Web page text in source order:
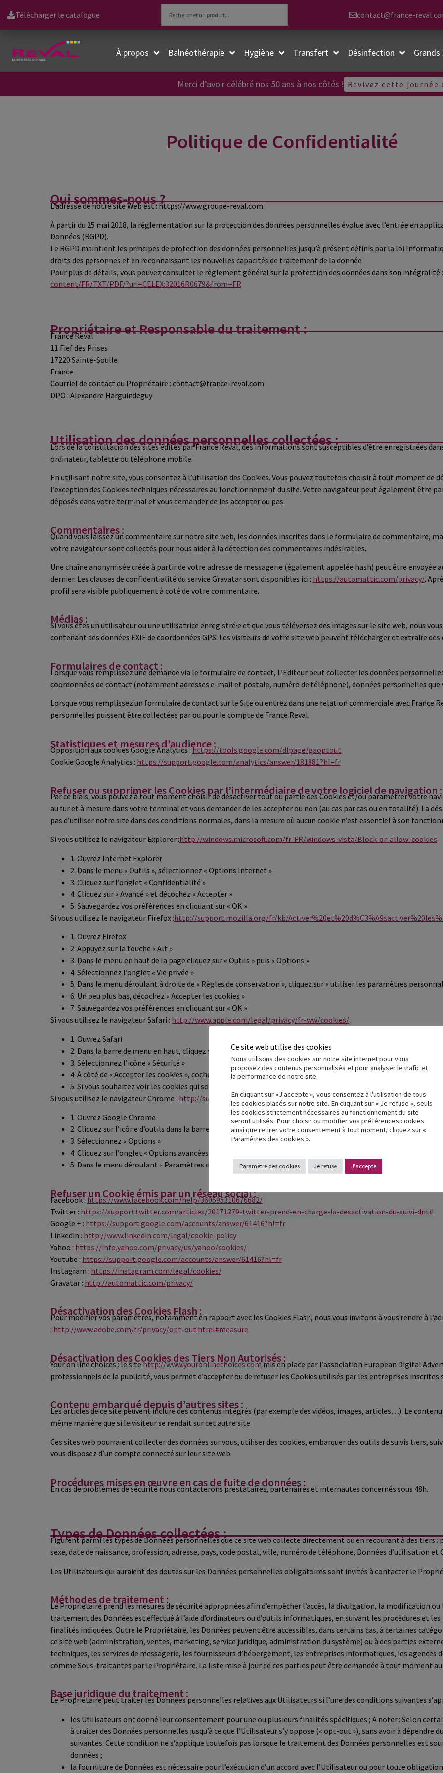
Télécharger le catalogue contact@france-
À propos Balnéothérapie Hygiène Transfert Désinfection Grands
Merci d’avoir célébré nos 50 ans à nos côtés ! Revivez cette journée
Politique de Confidentialité
Qui sommes-nous ?
L’adresse de notre site Web est : https://www.groupe-reval.com.
À partir du 25 mai 2018, la réglementation sur la protection des données personnelles évolue avec l’entrée en
Données (RGPD).
Le RGPD maintient les principes de protection des données personnelles jusqu’à présent définis par la loi
droits des personnes et en reconnaissant les nouvelles capacités de traitement de la donnée
Pour plus de détails, vous pouvez consulter le règlement général sur la protection des données dans son intégralité :
content/FR/TXT/PDF/?uri=CELEX:32016R0679&from=FR
Propriétaire et Responsable du traitement :
France Reval
11 Fief des Prises
17220 Sainte-Soulle
France
Courriel de contact du Propriétaire : contact@france-reval.com
DPO : Alexandre Harguindeguy
Utilisation des données personnelles collectées :
Lors de la consultation des sites édités par France Reval, des informations sont susceptibles d’être enregistrées
ordinateur, tablette ou téléphone mobile.
En utilisant notre site, vous consentez à l’utilisation des Cookies. Vous pouvez toutefois choisir à tout moment de
l’exception des Cookies techniques nécessaires au fonctionnement du site. Votre navigateur peut également être
déposés dans votre terminal et vous demander de les accepter ou pas.
Commentaires :
Quand vous laissez un commentaire sur notre site web, les données inscrites dans le formulaire de commentaire,
votre navigateur sont collectés pour nous aider à la détection des commentaires indésirables.
Une chaîne anonymisée créée à partir de votre adresse de messagerie (également appelée hash) peut être envoyée
dernier. Les clauses de confidentialité du service Gravatar sont disponibles ici : https://automattic.com/privacy/.
profil sera visible publiquement à coté de votre commentaire.
Médias :
Si vous êtes un utilisateur ou une utilisatrice enregistré·e et que vous téléversez des images sur le site web, nous
contenant des données EXIF de coordonnées GPS. Les visiteurs de votre site web peuvent télécharger et extraire
Formulaires de contact :
Lorsque vous remplissez une demande via le formulaire de contact, L’Editeur peut collecter les données
coordonnées de contact (notamment adresses e-mail et postale, numéro de téléphone), données personnelles
Lorsque vous remplissez un formulaire de contact sur le Site ou entrez dans une relation commerciale avec France
personnelles puissent être collectées par ou pour le compte de France Reval.
Statistiques et mesures d’audience :
Opposition aux cookies Google Analytics :https://tools.google.com/dlpage/gaoptout
Cookie Google Analytics : https://support.google.com/analytics/answer/181881?hl=fr
Refuser ou supprimer les Cookies par l’intermédiaire de votre logiciel de navigation :
Par ce biais, vous pouvez à tout moment choisir de désactiver tout ou partie des Cookies et/ou paramétrer votre
au fur et à mesure dans votre terminal et vous demander de les accepter ou non (au cas par cas ou en totalité). La
pas d’utiliser notre site dans des conditions normales, dans la mesure où aucun cookie n’est essentiel à son
Si vous utilisez le navigateur Explorer :http://windows.microsoft.com/fr-FR/windows-vista/Block-or-allow-cookies
1. Ouvrez Internet Explorer
2. Dans le menu « Outils », sélectionnez « Options Internet »
3. Cliquez sur l’onglet « Confidentialité »
4. Cliquez sur « Avancé » et décochez « Accepter »
5. Sauvegardez vos préférences en cliquant sur « OK »
Si vous utilisez le navigateur Firefox :http://support.mozilla.org/fr/kb/
1. Ouvrez Firefox
2. Appuyez sur la touche « Alt »
3. Dans le menu en haut de la page cliquez sur « Outils » puis « Options »
4. Sélectionnez l’onglet « Vie privée »
5. Dans le menu déroulant à droite de « Règles de conservation », cliquez sur « utiliser les paramètres
6. Un peu plus bas, décochez « Accepter les cookies »
7. Sauvegardez vos préférences en cliquant sur « OK »
Si vous utilisez le navigateur Safari : http://www.apple.com/legal/privacy/fr-ww/cookies/
1. Ouvrez Safari
2. Dans la barre de menu en haut, cliquez sur « Safari », puis « Préférences »
3. Sélectionnez l’icône « Sécurité »
4. À côté de « Accepter les cookies », cochez « Jamais »
5. Si vous souhaitez voir les cookies qui sont déjà sauvegardés sur votre ordinateur, cliquez sur « Afficher les
Si vous utilisez le navigateur Chrome : http://support.google.com/chrome/bin/
1. Ouvrez Google Chrome
2. Cliquez sur l’icône d’outils dans la barre de menu
3. Sélectionnez « Options »
4. Cliquez sur l’onglet « Options avancées »
5. Dans le menu déroulant « Paramètres des cookies », sélectionnez « Bloquer tous les cookies »
Refuser un Cookie émis par un réseau social :
Facebook : https://www.facebook.com/help/360595310676682/
Twitter : https://support.twitter.com/articles/20171379-twitter-prend-en-charge-la-desactivation-du-suivi-dnt#
Google + : https://support.google.com/accounts/answer/61416?hl=fr
Linkedin : http://www.linkedin.com/legal/cookie-policy
Yahoo : https://info.yahoo.com/privacy/us/yahoo/cookies/
Youtube : https://support.google.com/accounts/answer/61416?hl=fr
Instagram : https://instagram.com/legal/cookies/
Gravatar : http://automattic.com/privacy/
Désactivation des Cookies Flash :
Pour modifier vos paramètres, notamment en rapport avec les Cookies Flash, nous vous invitons à vous rendre à
: http://www.adobe.com/fr/privacy/opt-out.html#measure
Désactivation des Cookies des Tiers Non Autorisés :
Your on line choices: le sitehttp://www.youronlinechoices.commis en place par l’association European Digital
professionnels de la publicité, vous permet d’accepter ou de refuser les Cookies utilisés par les entreprises inscrites
Contenu embarqué depuis d’autres sites :
Les articles de ce site peuvent inclure des contenus intégrés (par exemple des vidéos, images, articles…). Le
même manière que si le visiteur se rendait sur cet autre site.
Ces sites web pourraient collecter des données sur vous, utiliser des cookies, embarquer des outils de suivis tiers,
vous disposez d’un compte connecté sur leur site web.
Procédures mises en œuvre en cas de fuite de données :
En cas de problèmes de sécurité nous contacterons prestataires, partenaires et internautes concernés sous 48h.
Types de Données collectées :
Figurent parmi les types de Données personnelles que ce site web collecte directement ou en recourant à des tiers
sexe, date de naissance, profession, adresse, pays, code postal, ville, numéro de téléphone, Données d’utilisation et
Les Utilisateurs qui auraient des doutes sur les Données personnelles obligatoires sont invités à contacter le
Méthodes de traitement :
Le Propriétaire prend les mesures de sécurité appropriées afin d’empêcher l’accès, la divulgation, la modification
traitement des Données est effectué à l’aide d’ordinateurs ou d’outils informatiques, en suivant les procédures et
finalités indiquées. Outre le Propriétaire, les Données peuvent être accessibles, dans certains cas, à certaines
ce site web (administration, ventes, marketing, service juridique, administration du système) ou à des parties
techniques, les services de messagerie, les fournisseurs d’hébergement, les entreprises informatiques, les agences
comme Sous-traitantes par le Propriétaire. La liste mise à jour de ces parties peut être demandée à tout moment
Base juridique du traitement :
Le Propriétaire peut traiter les Données personnelles relatives aux Utilisateurs si l’une des conditions suivantes
les Utilisateurs ont donné leur consentement pour une ou plusieurs finalités spécifiques ; A noter : Selon
à traiter des Données personnelles jusqu’à ce que l’Utilisateur s’y oppose (« opt-out »), sans avoir à dépendre
suivantes. Cette condition ne s’applique toutefois pas lorsque le traitement des Données personnelles est
données ;
la fourniture de Données est nécessaire pour l’exécution d’un accord avec l’Utilisateur ou pour toute
Ce site web utilise des cookies
Nous utilisons des cookies sur notre site internet pour vous
proposez des contenus personnalisés et pour analyser le trafic et
la performance de notre site.
En cliquant sur «J'accepte », vous consentez à l'utilisation de tous
les cookies placés sur notre site. En cliquant sur « Je refuse », seuls
les cookies strictement nécessaires au fonctionnement du site
seront utilisés. Pour choisir ou modifier vos préférences cookies
ainsi que retirer votre consentement à tout moment, cliquez sur «
Paramètres des cookies ».
Paramètre des cookies Je refuse J'accepte